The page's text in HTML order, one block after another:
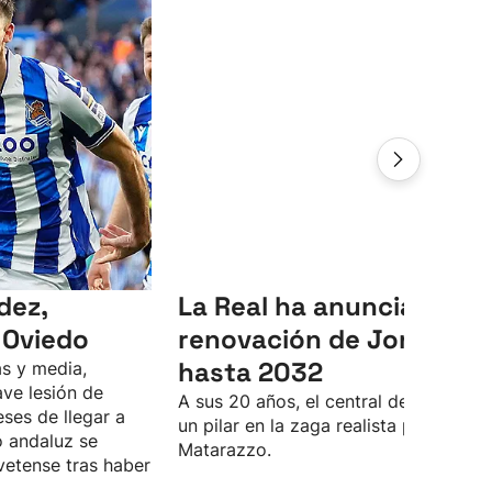
y media,
lesión de
de llegar a
andaluz se
tras haber
La Real ha anunciado la
renovación de Jon
hasta 2032
A sus 20 años, el central de Lasarte
un pilar en la zaga realista para Rino
Matarazzo.